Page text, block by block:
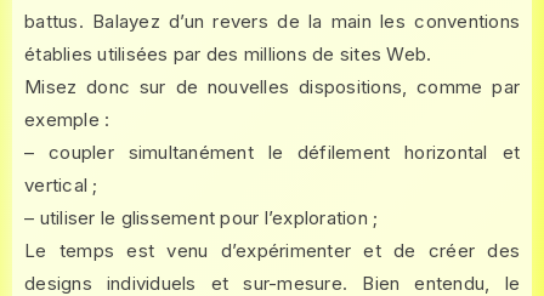
battus. Balayez d’un revers de la main les conventions
établies utilisées par des millions de sites Web.
Misez donc sur de nouvelles dispositions, comme par
exemple :
– coupler simultanément le défilement horizontal et
vertical ;
– utiliser le glissement pour l’exploration ;
Le temps est venu d’expérimenter et de créer des
designs individuels et sur-mesure. Bien entendu, le